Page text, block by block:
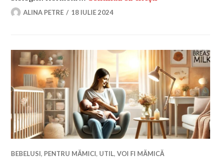
ALINA PETRE 18 IULIE 2024
BEBELUSI, PENTRU MĂMICI, UTIL,VOI FI MĂMICĂ